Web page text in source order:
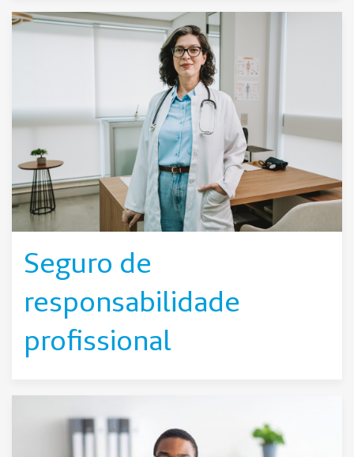
Seguro de
responsabilidade
profissional